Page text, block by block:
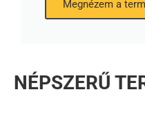
Megnézem a
NÉPSZERŰ